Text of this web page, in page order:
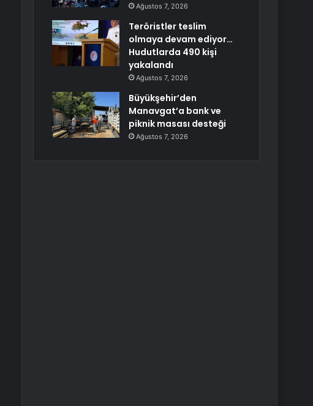
Ağustos 7, 2026
Teröristler teslim
olmaya devam ediyor…
Hudutlarda 490 kişi
yakalandı
Ağustos 7, 2026
Büyükşehir’den
Manavgat’a bank ve
piknik masası desteği
Ağustos 7, 2026